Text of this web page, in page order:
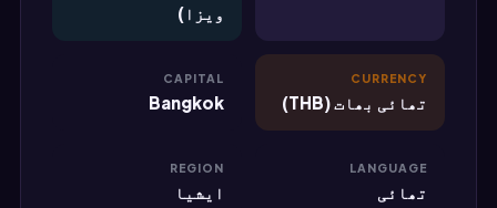
ویزا)
CURRENCY
تھائی بھات (THB)
CAPITAL
Bangkok
LANGUAGE
تھائی
REGION
ایشیا